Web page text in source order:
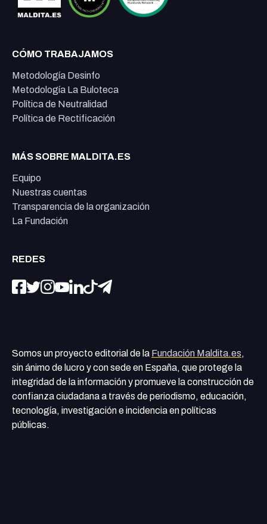
CÓMO TRABAJAMOS
Metodología Desinfo
Metodología La Buloteca
Política de Neutralidad
Política de Rectificación
MÁS SOBRE MALDITA.ES
Equipo
Nuestras cuentas
Transparencia de la organización
La Fundación
REDES
Somos un proyecto editorial de la Fundación Maldita.es,
sin ánimo de lucro y con sede en España, que protege la
integridad de la información y promueve la construcción de
confianza ciudadana a través de periodismo, educación,
tecnología, investigación e incidencia en políticas
públicas.